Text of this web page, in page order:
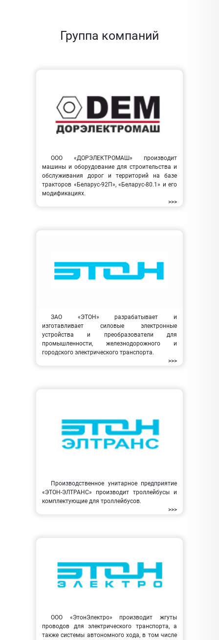
Группа компаний
ООО «ДОРЭЛЕКТРОМАШ» производит
машины и оборудование для строительства и
обслуживания дорог и территорий на базе
тракторов «Беларус-92П», «Беларус-80.1» и его
модификациях.
>>>
ЗАО «ЭТОН» разрабатывает и
изготавливает силовые электронные
устройства и преобразователи для
промышленности, железнодорожного и
городского электрического транспорта.
>>>
Производственное унитарное предприятие
«ЭТОН-ЭЛТРАНС» производит троллейбусы и
комплектующие для троллейбусов.
>>>
ООО «ЭтонЭлектро» производит жгуты
проводов для электрического транспорта, а
также системы автономного хода, в том числе